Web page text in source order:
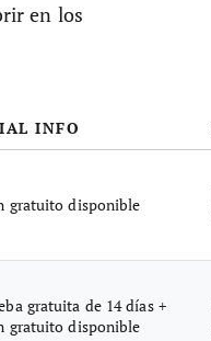
en los
INFO
gratuito disponible
gratuita de 14 días +
gratuito disponible